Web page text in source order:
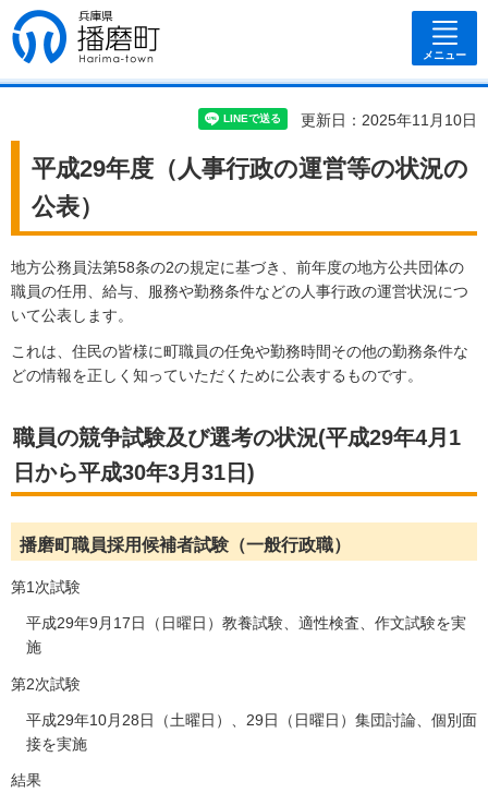
兵庫県 播磨
町
メニュー
更新日：2025年11月10日
平成29年度（人事行政の運営等の状況の
公表）
地方公務員法第58条の2の規定に基づき、前年度の地方公共団体の
職員の任用、給与、服務や勤務条件などの人事行政の運営状況につ
いて公表します。
これは、住民の皆様に町職員の任免や勤務時間その他の勤務条件な
どの情報を正しく知っていただくために公表するものです。
職員の競争試験及び選考の状況(平成29年4月1
日から平成30年3月31日)
播磨町職員採用候補者試験（一般行政職）
第1次試験
平成29年9月17日（日曜日）教養試験、適性検査、作文試験を実
施
第2次試験
平成29年10月28日（土曜日）、29日（日曜日）集団討論、個別面
接を実施
結果